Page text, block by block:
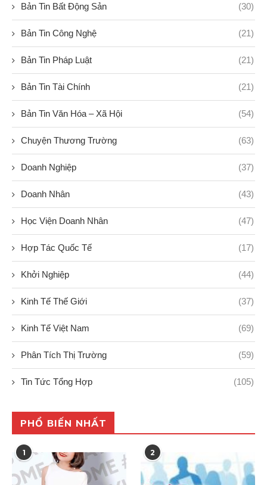
Bản Tin Bất Động Sản (30)
Bản Tin Công Nghệ (21)
Bản Tin Pháp Luật (21)
Bản Tin Tài Chính (21)
Bản Tin Văn Hóa – Xã Hội (54)
Chuyện Thương Trường (63)
Doanh Nghiệp (37)
Doanh Nhân (43)
Học Viện Doanh Nhân (47)
Hợp Tác Quốc Tế (17)
Khởi Nghiệp (44)
Kinh Tế Thế Giới (37)
Kinh Tế Việt Nam (69)
Phân Tích Thị Trường (59)
Tin Tức Tổng Hợp (105)
PHỔ BIẾN NHẤT
1 2